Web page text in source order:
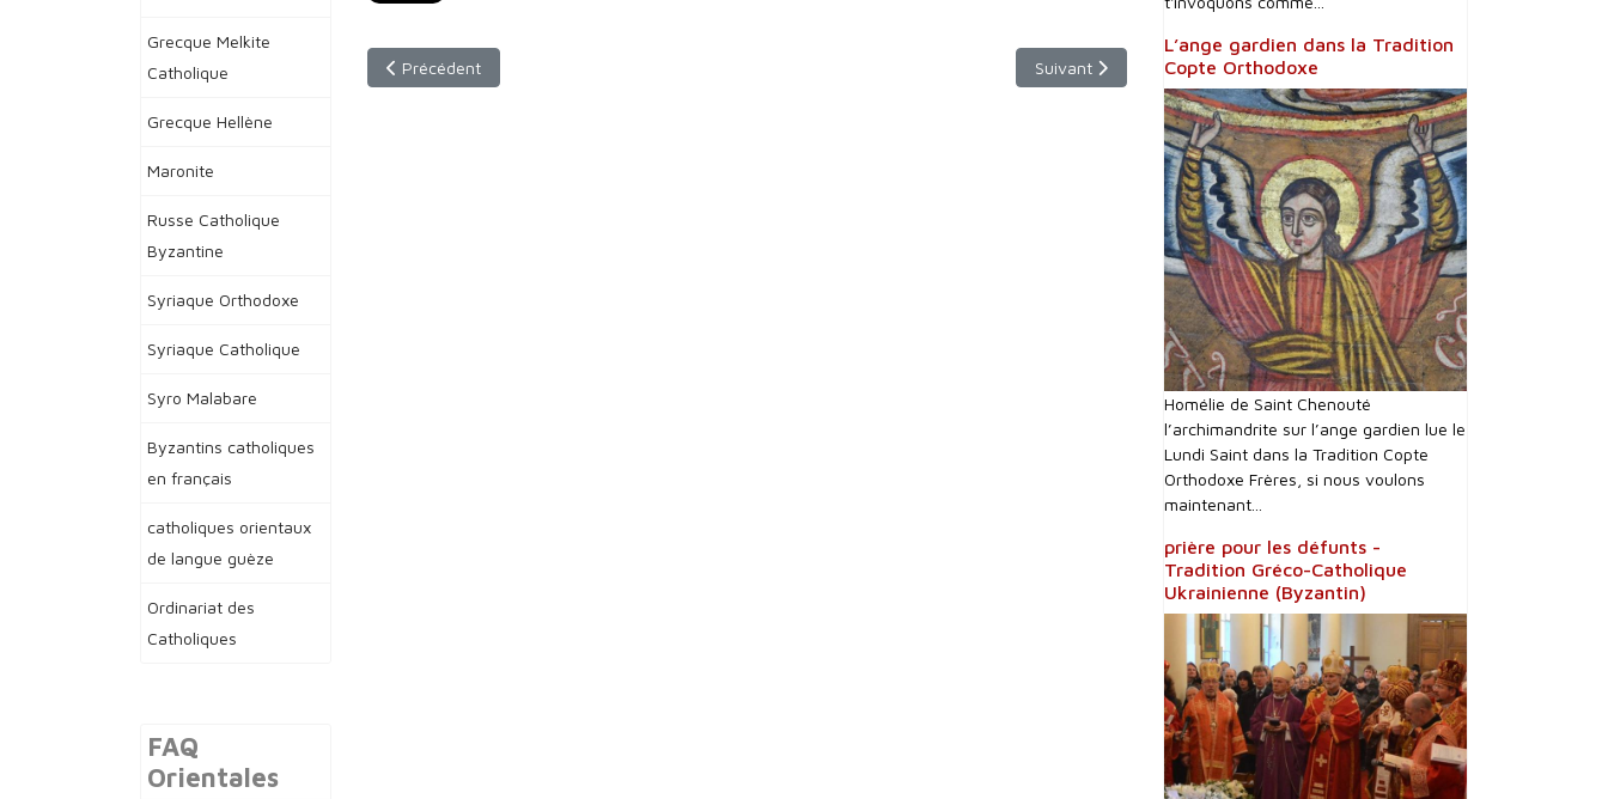
Grecque Melkite
Catholique
Grecque Hellène
Maronite
Russe Catholique
Byzantine
Syriaque Orthodoxe
Syriaque Catholique
Syro Malabare
Byzantins catholiques
en français
catholiques orientaux
de langue guèze
Ordinariat des
Catholiques
FAQ
Orientales
Article précédent : Bourj Hamoud : la Petite Arménie
Précédent Article suivant : Qadisha : la vallée sainte libanaise
Suivant
L’ange gardien dans la Tradition
Copte Orthodoxe
Homélie de Saint Chenouté
l’archimandrite sur l’ange gardien lue le
Lundi Saint dans la Tradition Copte
Orthodoxe Frères, si nous voulons
maintenant...
prière pour les défunts -
Tradition Gréco-Catholique
Ukrainienne (Byzantin)